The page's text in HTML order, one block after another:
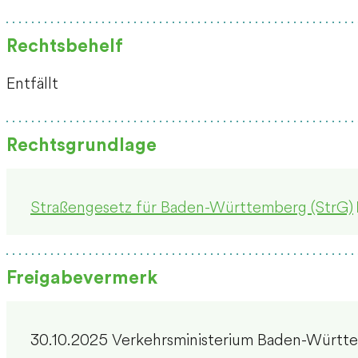
Rechtsbehelf
Entfällt
Rechtsgrundlage
Straßengesetz für Baden-Württemberg (StrG)
Freigabevermerk
30.10.2025 Verkehrsministerium Baden-